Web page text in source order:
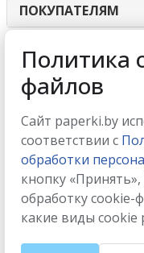
ПОКУПАТЕЛЯМ
ИНТЕРНЕТ-
МЫ ПРИНИМАЕМ
МЫ В СОЦСЕТЯХ
Политика
файлов
Сайт paperki.by
соответствии с
обработки
кнопку
обработку
какие виды cookie